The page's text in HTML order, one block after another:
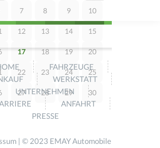
7 8 9 10
12 13 14 15
17 18 19 20
22 23 24 25
27 28 29 30
FAHRZEUGE
WERKSTATT
UNTERNEHMEN
ANFAHRT
PRESSE
| © 2023 EMAY Automobile